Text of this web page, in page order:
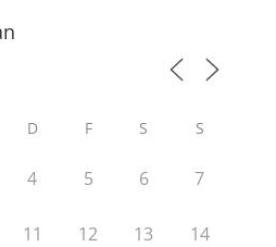
D F S S
4 5 6 7
11 12 13 14